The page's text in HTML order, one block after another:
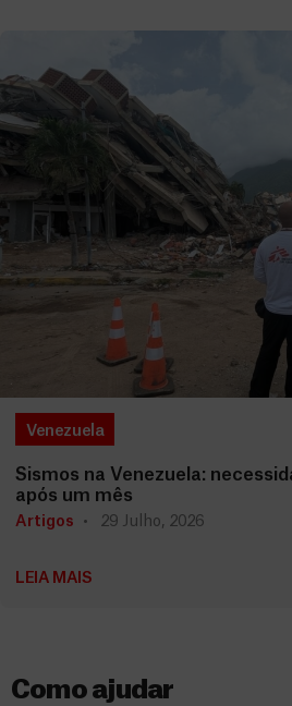
Venezuela
Sismos na Venezuela:
após um mês
Artigos 29 Julho, 2026
LEIA MAIS
Como ajudar